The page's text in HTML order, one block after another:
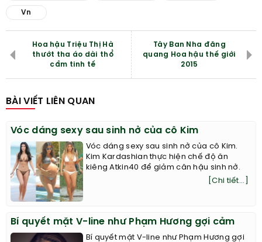
Vn
Hoa hậu Triệu Thị Hà
thướt tha áo dài thổ
cẩm tinh tế
Tây Ban Nha đăng
quang Hoa hậu thế giới
2015
BÀI VIẾT LIÊN QUAN
Vóc dáng sexy sau sinh nở của cô Kim
Vóc dáng sexy sau sinh nở của cô Kim.
Kim Kardashian thực hiện chế độ ăn
kiêng Atkin40 để giảm cân hậu sinh nở.
[Chi tiết...]
Bí quyết mặt V-line như Phạm Hương gợi cảm
Bí quyết mặt V-line như Phạm Hương gợi